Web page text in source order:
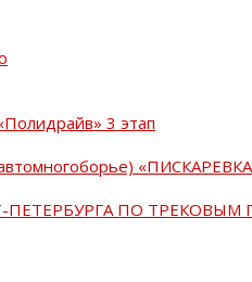
3 этап
ПЕТЕРБУРГА ПО ТРЕКОВЫМ